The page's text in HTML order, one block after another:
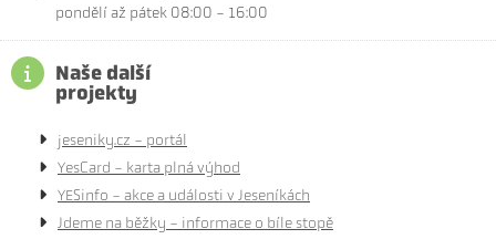
pondělí až pátek 08:00 - 16:00
Naše další
projekty
jeseniky.cz - portál
YesCard - karta plná výhod
YESinfo - akce a události v Jeseníkách
Jdeme na běžky - informace o bíle stopě